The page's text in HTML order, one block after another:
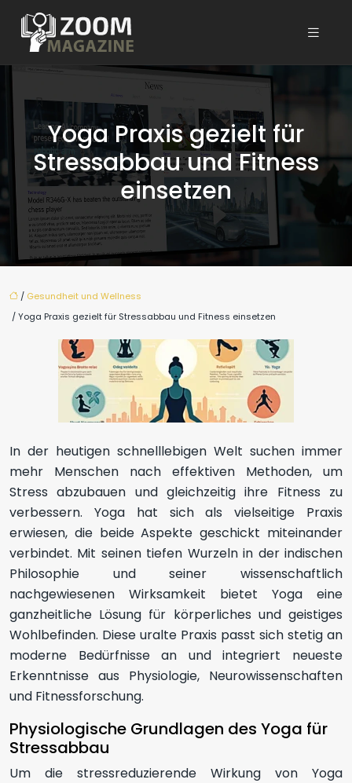
Yoga Praxis gezielt für
Stressabbau und Fitness
einsetzen
/ Gesundheit und Wellness
/ Yoga Praxis gezielt für Stressabbau und Fitness einsetzen
In der heutigen schnelllebigen Welt suchen immer
mehr Menschen nach effektiven Methoden, um
Stress abzubauen und gleichzeitig ihre Fitness zu
verbessern. Yoga hat sich als vielseitige Praxis
erwiesen, die beide Aspekte geschickt miteinander
verbindet. Mit seinen tiefen Wurzeln in der indischen
Philosophie und seiner wissenschaftlich
nachgewiesenen Wirksamkeit bietet Yoga eine
ganzheitliche Lösung für körperliches und geistiges
Wohlbefinden. Diese uralte Praxis passt sich stetig an
moderne Bedürfnisse an und integriert neueste
Erkenntnisse aus Physiologie, Neurowissenschaften
und Fitnessforschung.
Physiologische Grundlagen des Yoga für
Stressabbau
Um die stressreduzierende Wirkung von Yoga